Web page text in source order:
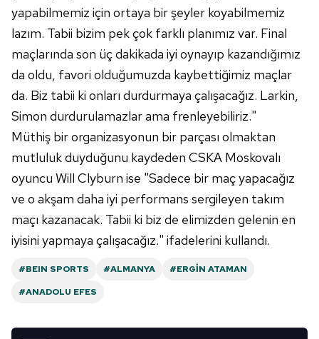
yapabilmemiz için ortaya bir şeyler koyabilmemiz
lazım. Tabii bizim pek çok farklı planımız var. Final
maçlarında son üç dakikada iyi oynayıp kazandığımız
da oldu, favori olduğumuzda kaybettiğimiz maçlar
da. Biz tabii ki onları durdurmaya çalışacağız. Larkin,
Simon durdurulamazlar ama frenleyebiliriz."
Müthiş bir organizasyonun bir parçası olmaktan
mutluluk duyduğunu kaydeden CSKA Moskovalı
oyuncu Will Clyburn ise "Sadece bir maç yapacağız
ve o akşam daha iyi performans sergileyen takım
maçı kazanacak. Tabii ki biz de elimizden gelenin en
iyisini yapmaya çalışacağız." ifadelerini kullandı.
#BEIN SPORTS #ALMANYA
#ERGIN ATAMAN
#ANADOLU EFES